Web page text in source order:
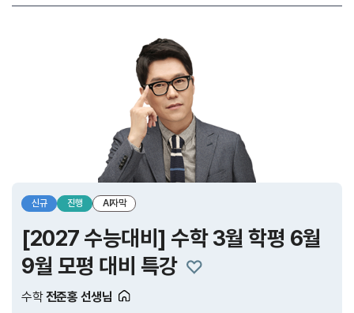
신규 진행 AI자막
[2027 수능대비] 수학 3월 학평 6월
9월 모평 대비 특강
수학전준홍 선생님